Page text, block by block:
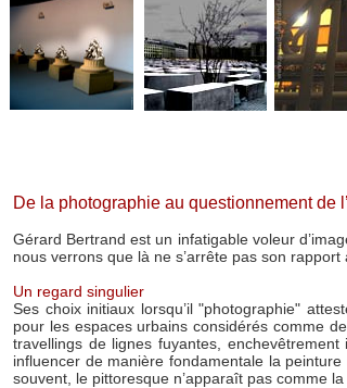
De la photographie au questionnement de
Gérard Bertrand est un infatigable voleur
nous verrons que là ne s’arrête pas son rapport
Un regard singulier
Ses choix initiaux lorsqu’il "photographie"
pour les espaces urbains considérés comme
travellings de lignes fuyantes,
influencer de manière fondamentale la
souvent, le pittoresque n’apparaît pas comme